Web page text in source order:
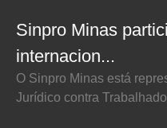
Sinpro Minas
internacion...
O Sinpro Minas está
Jurídico contra